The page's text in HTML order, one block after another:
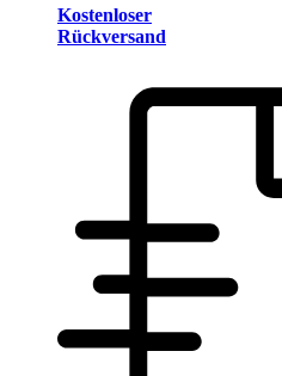
Kostenloser
Rückversand